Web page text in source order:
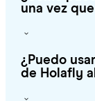
una vez
¿Puedo
de Holafly